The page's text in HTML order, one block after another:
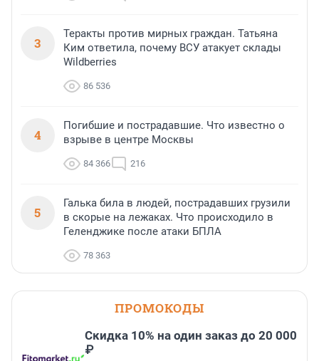
3
Теракты против мирных граждан. Татьяна
Ким ответила, почему ВСУ атакует склады
Wildberries
86 536
4
Погибшие и пострадавшие. Что известно о
взрыве в центре Москвы
84 366 216
5
Галька била в людей, пострадавших грузили
в скорые на лежаках. Что происходило в
Геленджике после атаки БПЛА
78 363
ПРОМОКОДЫ
Скидка 10% на один заказ до 20 000
₽